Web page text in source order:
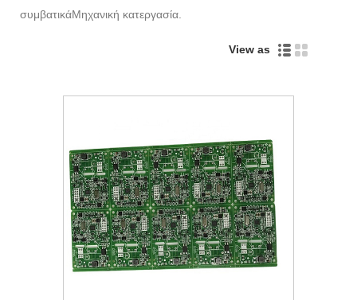
συμβατικάΜηχανική κατεργασία.
View as